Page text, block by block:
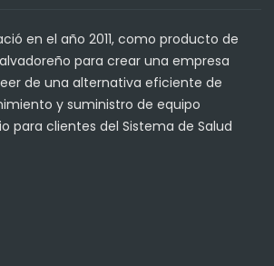
en el año 2011, como producto de
para crear una empresa
de una alternativa eficiente de
y suministro de equipo
para clientes del Sistema de Salud